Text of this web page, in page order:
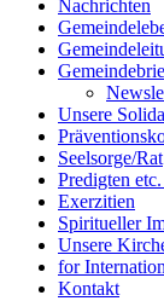
Nachrichten
Unsere
Seelsorge/Rat
Predigten
Exerzitien
Spiritueller
Unsere
for
Kontakt